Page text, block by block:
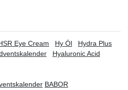
Eye Cream Hy Öl
Hydra Plus
Hyaluronic Acid
BABOR